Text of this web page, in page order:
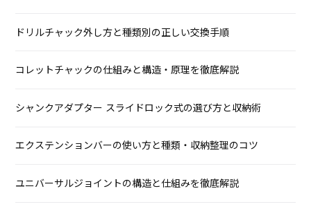
ドリルチャック外し方と種類別の正しい交換手順
コレットチャックの仕組みと構造・原理を徹底解説
シャンクアダプター スライドロック式の選び方と収納術
エクステンションバーの使い方と種類・収納整理のコツ
ユニバーサルジョイントの構造と仕組みを徹底解説